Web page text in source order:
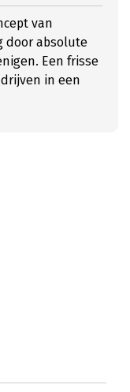
van
door absolute
Een frisse
in een